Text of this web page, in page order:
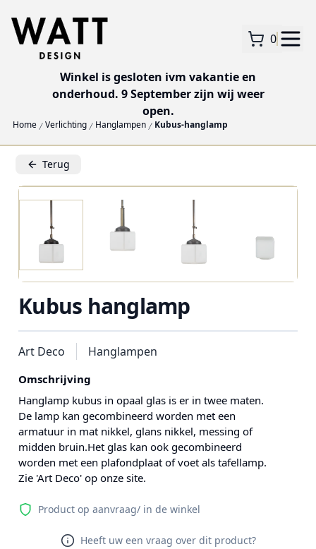
0
Winkel is gesloten ivm vakantie en
onderhoud. 9 September zijn wij weer
open.
Home Verlichting Hanglampen Kubus-hanglamp
Terug
Kubus hanglamp
Art Deco Hanglampen
Omschrijving
Hanglamp kubus in opaal glas is er in twee maten.
De lamp kan gecombineerd worden met een
armatuur in mat nikkel, glans nikkel, messing of
midden bruin.Het glas kan ook gecombineerd
worden met een plafondplaat of voet als tafellamp.
Zie 'Art Deco' op onze site.
Product op aanvraag/ in de winkel
Heeft uw een vraag over dit product?